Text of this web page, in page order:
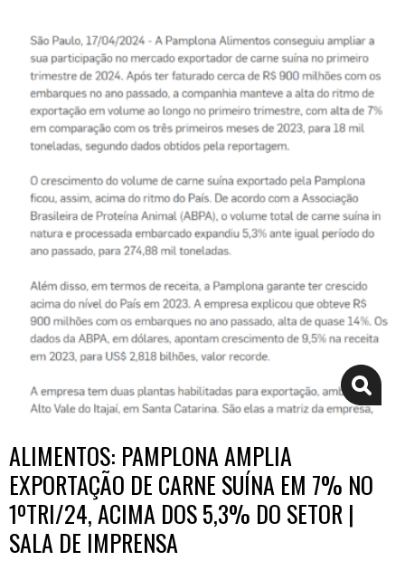
ALIMENTOS: PAMPLONA AMPLIA
EXPORTAÇÃO DE CARNE SUÍNA EM 7% NO
1ºTRI/24, ACIMA DOS 5,3% DO SETOR |
SALA DE IMPRENSA